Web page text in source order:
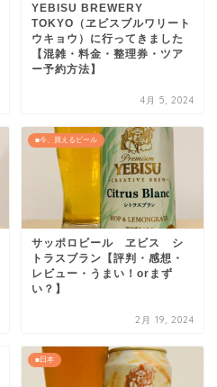
YEBISU BREWERY
TOKYO（ヱビスブルワリート
ウキョウ）に行ってきました
【混雑・料金・整理券・ツア
ー予約方法】
4月 5, 2024
■今、買えるビール
サッポロビール ヱビス シ
トラスブラン【評判・感想・
レビュー・うまい！orまず
い？】
2月 19, 2024
■日本